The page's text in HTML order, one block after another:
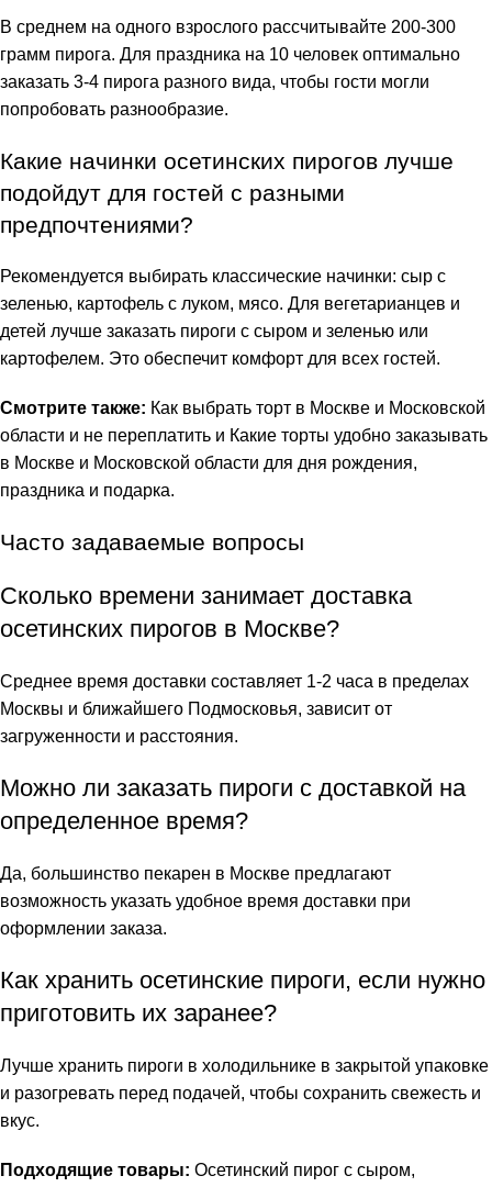
В среднем на одного взрослого рассчитывайте 200-300
грамм пирога. Для праздника на 10 человек оптимально
заказать 3-4 пирога разного вида, чтобы гости могли
попробовать разнообразие.
Какие начинки осетинских пирогов лучше
подойдут для гостей с разными
предпочтениями?
Рекомендуется выбирать классические начинки: сыр с
зеленью, картофель с луком, мясо. Для вегетарианцев и
детей лучше заказать пироги с сыром и зеленью или
картофелем. Это обеспечит комфорт для всех гостей.
Смотрите также: Как выбрать торт в Москве и Московской
области и не переплатить и Какие торты удобно заказывать
в Москве и Московской области для дня рождения,
праздника и подарка.
Часто задаваемые вопросы
Сколько времени занимает доставка
осетинских пирогов в Москве?
Среднее время доставки составляет 1-2 часа в пределах
Москвы и ближайшего Подмосковья, зависит от
загруженности и расстояния.
Можно ли заказать пироги с доставкой на
определенное время?
Да, большинство пекарен в Москве предлагают
возможность указать удобное время доставки при
оформлении заказа.
Как хранить осетинские пироги, если нужно
приготовить их заранее?
Лучше хранить пироги в холодильнике в закрытой упаковке
и разогревать перед подачей, чтобы сохранить свежесть и
вкус.
Подходящие товары: Осетинский пирог с сыром,